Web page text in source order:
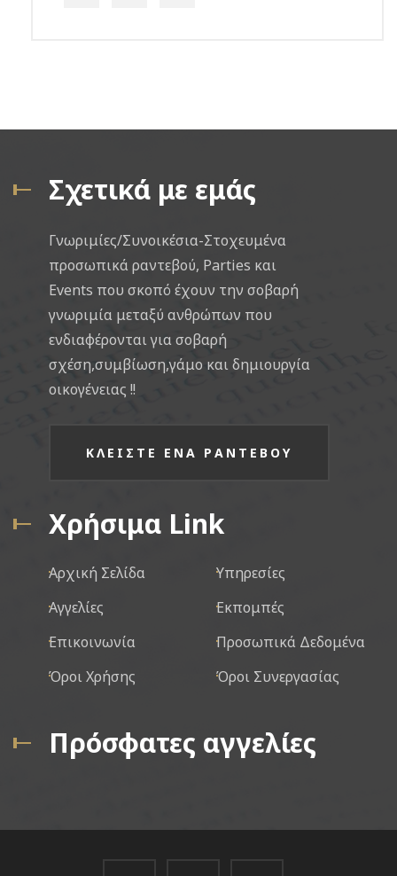
Σχετικά με εμάς
Γνωριμίες/Συνοικέσια-Στοχευμένα
προσωπικά ραντεβού, Parties και
Events που σκοπό έχουν την σοβαρή
γνωριμία μεταξύ ανθρώπων που
ενδιαφέρονται για σοβαρή
σχέση,συμβίωση,γάμο και δημιουργία
οικογένειας !!
ΚΛΕΙΣΤΕ ΕΝΑ ΡΑΝΤΕΒΟΥ
Χρήσιμα Link
Αρχική Σελίδα
Υπηρεσίες
Αγγελίες
Εκπομπές
Επικοινωνία
Προσωπικά Δεδομένα
Όροι Χρήσης
Όροι Συνεργασίας
Πρόσφατες αγγελίες